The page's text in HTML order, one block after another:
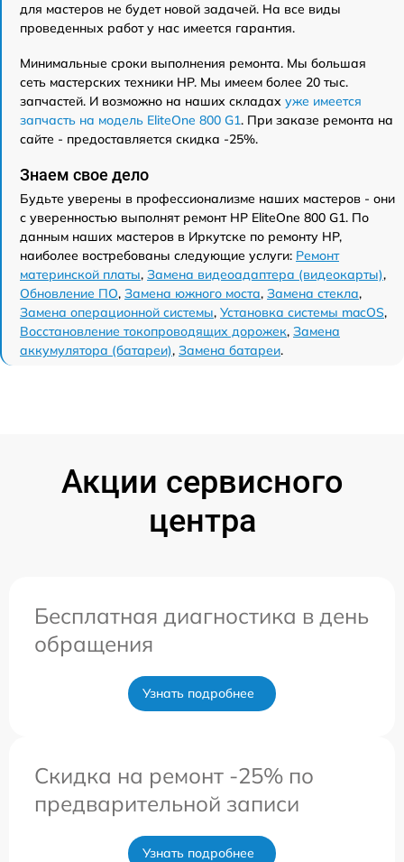
для мастеров не будет новой задачей. На все виды
проведенных работ у нас имеется гарантия.
Минимальные сроки выполнения ремонта. Мы большая
сеть мастерских техники HP. Мы имеем более 20 тыс.
запчастей. И возможно на наших складах уже имеется
запчасть на модель EliteOne 800 G1. При заказе ремонта на
сайте - предоставляется скидка -25%.
Знаем свое дело
Будьте уверены в профессионализме наших мастеров - они
с уверенностью выполнят ремонт HP EliteOne 800 G1. По
данным наших мастеров в Иркутске по ремонту HP,
наиболее востребованы следующие услуги: Ремонт
материнской платы, Замена видеоадаптера (видеокарты),
Обновление ПО, Замена южного моста, Замена стекла,
Замена операционной системы, Установка системы macOS,
Восстановление токопроводящих дорожек, Замена
аккумулятора (батареи), Замена батареи.
Акции сервисного
центра
Бесплатная диагностика в день
обращения
Узнать подробнее
Скидка на ремонт -25% по
предварительной записи
Узнать подробнее